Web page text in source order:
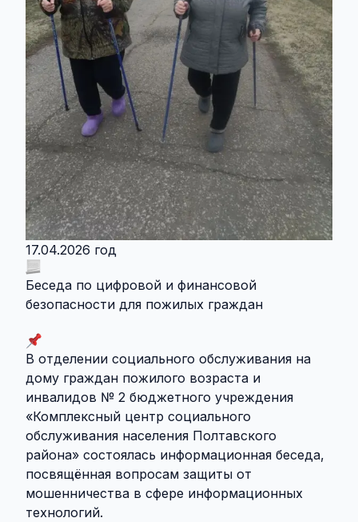
17.04.2026 год
Беседа по цифровой и финансовой
безопасности для пожилых граждан
В отделении социального обслуживания на
дому граждан пожилого возраста и
инвалидов № 2 бюджетного учреждения
«Комплексный центр социального
обслуживания населения Полтавского
района» состоялась информационная беседа,
посвящённая вопросам защиты от
мошенничества в сфере информационных
технологий.